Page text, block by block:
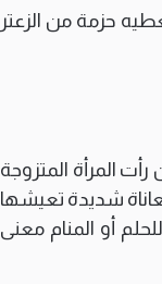
حزمة من الزعتر
المرأة المتزوجة
شديدة تعيشها
أو المنام معنى